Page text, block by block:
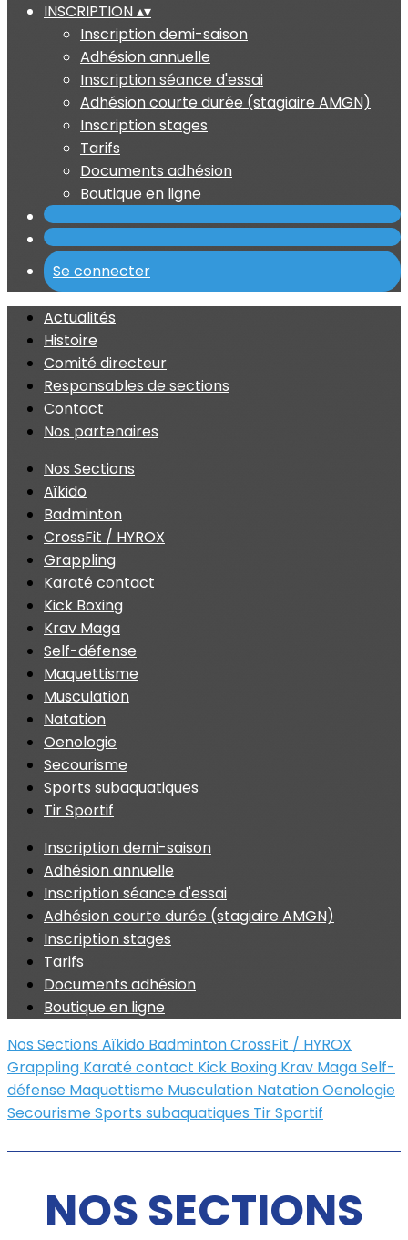
INSCRIPTION▴▾
Inscription demi-saison
Adhésion annuelle
Inscription séance d'essai
Adhésion courte durée (stagiaire AMGN)
Inscription stages
Tarifs
Documents adhésion
Boutique en ligne
Se connecter
Actualités
Histoire
Comité directeur
Responsables de sections
Contact
Nos partenaires
Nos Sections
Aïkido
Badminton
CrossFit / HYROX
Grappling
Karaté contact
Kick Boxing
Krav Maga
Self-défense
Maquettisme
Musculation
Natation
Oenologie
Secourisme
Sports subaquatiques
Tir Sportif
Inscription demi-saison
Adhésion annuelle
Inscription séance d'essai
Adhésion courte durée (stagiaire AMGN)
Inscription stages
Tarifs
Documents adhésion
Boutique en ligne
Nos Sections Aïkido BadmintonCrossFit / HYROX
Grappling Karaté contact Kick Boxing Krav MagaSelf-
défense Maquettisme Musculation NatationOenologie
SecourismeSports subaquatiques Tir Sportif
NOS SECTIONS